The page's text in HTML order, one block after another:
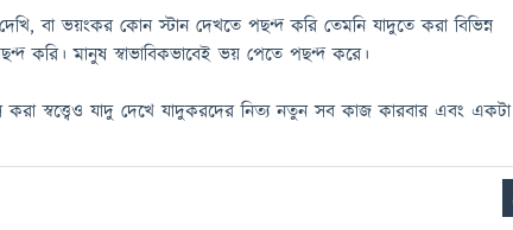
বা ভয়ংকর কোন স্টান দেখতে পছন্দ করি তেমনি যাদুতে করা বিভিন্ন
করি। মানুষ স্বাভাবিকভাবেই ভয় পেতে পছন্দ করে।
করা স্বত্ত্বেও যাদু দেখে যাদুকরদের নিত্য নতুন সব কাজ কারবার এবং একটা